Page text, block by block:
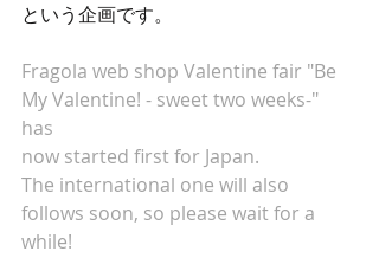
という企画です。
Fragola web shop Valentine fair "Be
My Valentine! - sweet two weeks-"
has
now started first for Japan.
The international one will also
follows soon, so please wait for a
while!